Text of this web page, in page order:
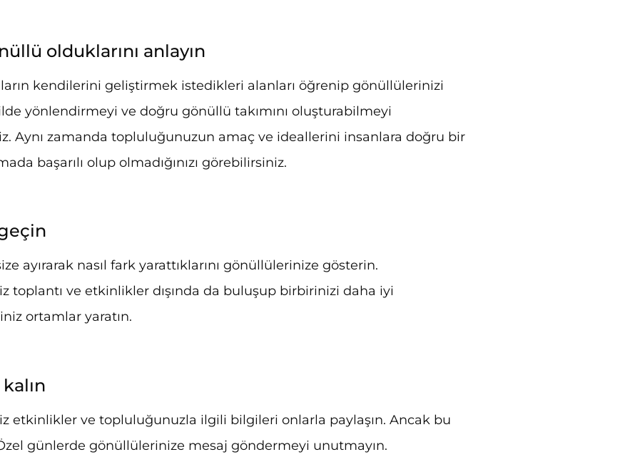
olduklarını anlayın
kendilerini geliştirmek istedikleri alanları öğrenip gönüllülerinizi
yönlendirmeyi ve doğru gönüllü takımını oluşturabilmeyi
Aynı zamanda topluluğunuzun amaç ve ideallerini insanlara doğru bir
başarılı olup olmadığınızı görebilirsiniz.
ayırarak nasıl fark yarattıklarını gönüllülerinize gösterin.
toplantı ve etkinlikler dışında da buluşup birbirinizi daha iyi
ortamlar yaratın.
etkinlikler ve topluluğunuzla ilgili bilgileri onlarla paylaşın. Ancak bu
günlerde gönüllülerinize mesaj göndermeyi unutmayın.